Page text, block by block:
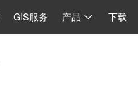
GIS服务 产品 下载
水经微图CAD
二维系统
离线 API 源码